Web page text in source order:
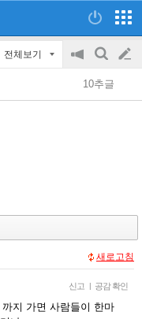
전체보기
공
지
on/off
검
색
글
쓰
10추글
새로고침
신고 | 공감 확인
지 가면 사람들이 한마